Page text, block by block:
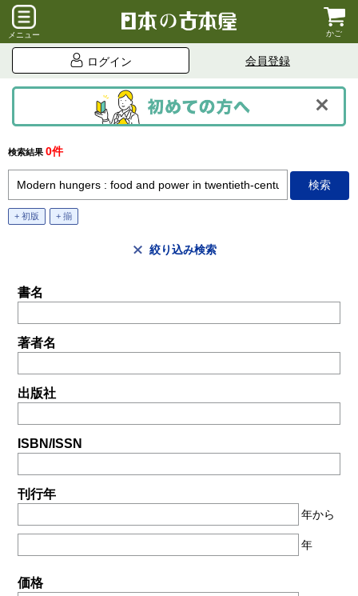
メニュー かご
ログイン 会員登録
検索結果 0件
+ 初版 + 揃
絞り込み検索
書名
著者名
出版社
ISBN/ISSN
刊行年
年から
年
価格